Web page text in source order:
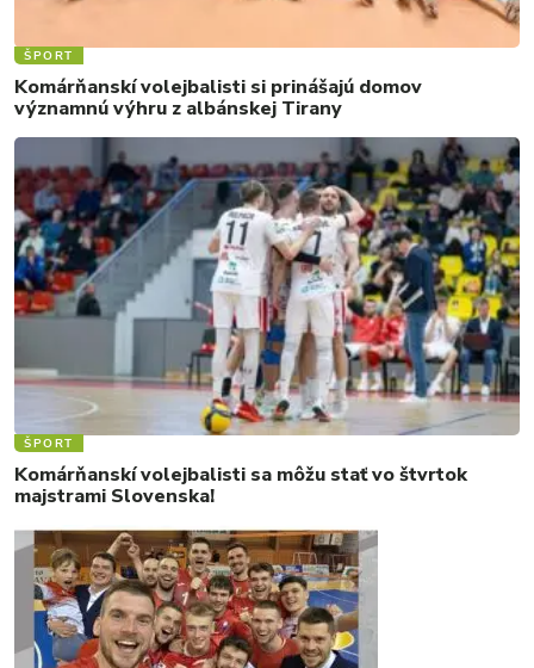
ŠPORT
Komárňanskí volejbalisti si prinášajú domov
významnú výhru z albánskej Tirany
ŠPORT
Komárňanskí volejbalisti sa môžu stať vo štvrtok
majstrami Slovenska!